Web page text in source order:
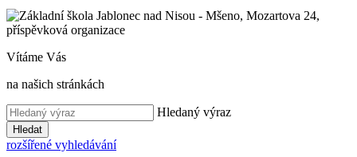
Vítáme Vás
na našich stránkách
Hledaný výraz
Hledat
rozšířené vyhledávání